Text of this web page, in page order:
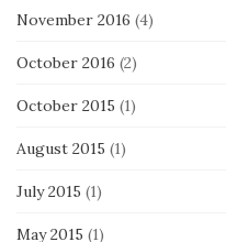
November 2016 (4)
October 2016 (2)
October 2015 (1)
August 2015 (1)
July 2015 (1)
May 2015 (1)